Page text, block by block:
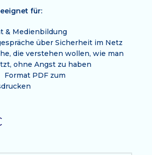
für:
& Medienbildung
über Sicherheit im Netz
die verstehen wollen, wie man
ohne Angst zu haben
Format PDF zum